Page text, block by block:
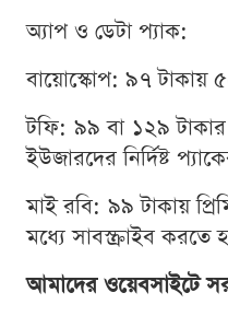
অ্যাপ ও ডেটা প্যাক:
বায়োস্কোপ: ৯৭ টাকায়
টফি: ৯৯ বা ১২৯ টাকার
ইউজারদের নির্দিষ্ট
মাই রবি: ৯৯ টাকায়
মধ্যে সাবস্ক্রাইব করতে
আমাদের ওয়েবসাইটে